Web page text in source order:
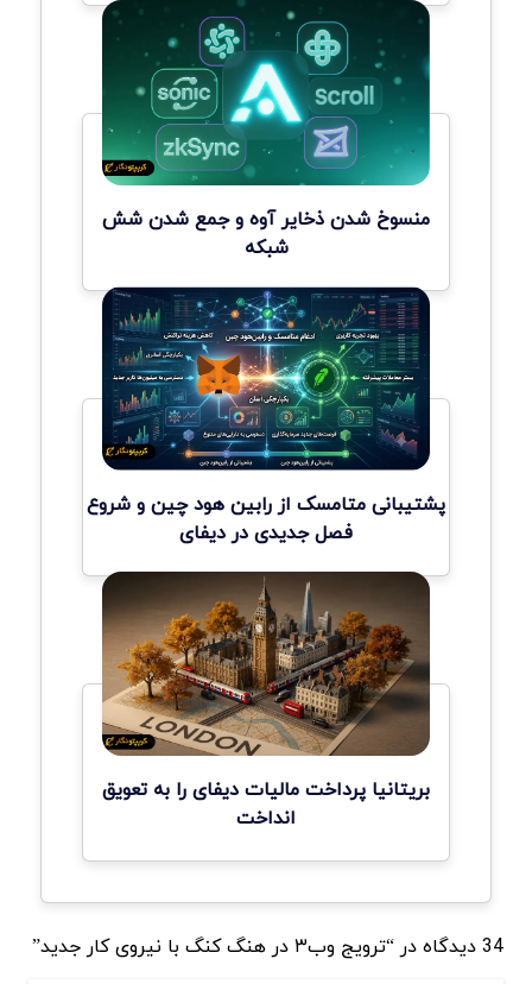
منسوخ شدن ذخایر آوه و جمع شدن شش
شبکه
پشتیبانی متامسک از رابین هود چین و شروع
فصل جدیدی در دیفای
بریتانیا پرداخت مالیات دیفای را به تعویق
انداخت
34 دیدگاه در “ترویج وب۳ در هنگ کنگ با نیروی کار جدید”